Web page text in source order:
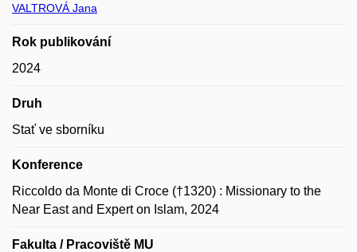
VALTROVÁ Jana
Rok publikování
2024
Druh
Stať ve sborníku
Konference
Riccoldo da Monte di Croce (†1320) : Missionary to the
Near East and Expert on Islam, 2024
Fakulta / Pracoviště MU